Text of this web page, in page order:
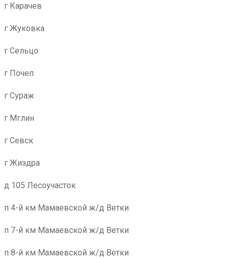
г Карачев
г Жуковка
г Сельцо
г Почеп
г Сураж
г Мглин
г Севск
г Жиздра
д 105 Лесоучасток
п 4-й км Мамаевской ж/д Ветки
п 7-й км Мамаевской ж/д Ветки
п 8-й км Мамаевской ж/д Ветки